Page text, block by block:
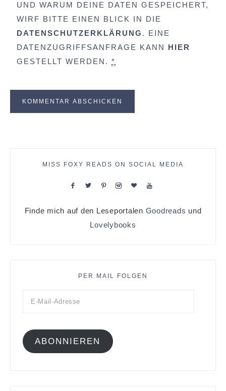
UND WARUM DEINE DATEN GESPEICHERT,
WIRF BITTE EINEN BLICK IN DIE
DATENSCHUTZERKLÄRUNG . EINE
DATENZUGRIFFSANFRAGE KANN HIER
GESTELLT WERDEN. *
MISS FOXY READS ON SOCIAL MEDIA
Finde mich auf den Leseportalen Goodreads und
Lovelybooks
PER MAIL FOLGEN
ABONNIEREN